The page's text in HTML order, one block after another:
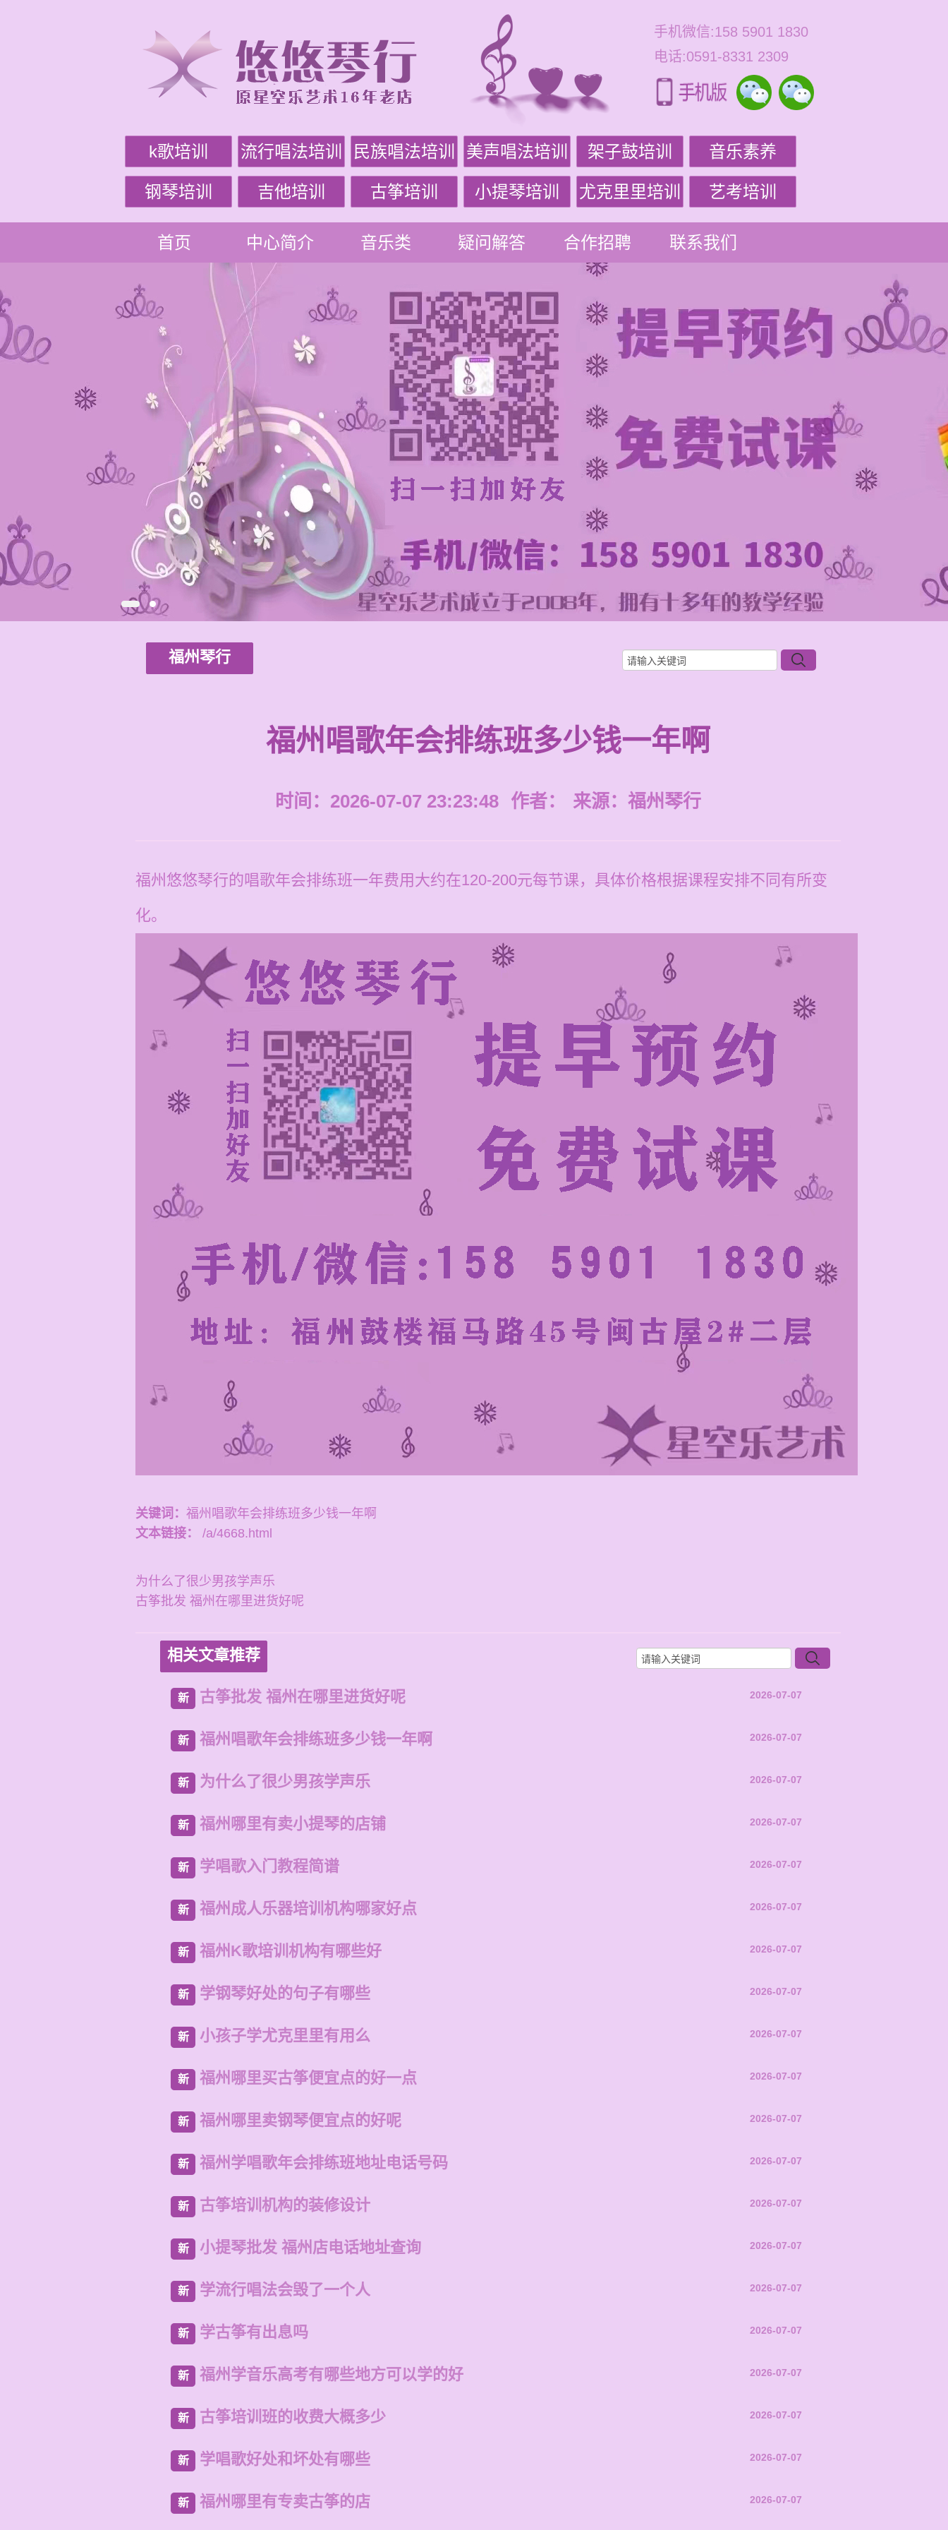
手机微信:158 5901 1830
电话:0591-8331 2309
k歌培训 流行唱法培训 民族唱法培训 美声唱法培训 架子鼓培训 音乐素养
钢琴培训 吉他培训 古筝培训 小提琴培训 尤克里里培训 艺考培训
首页 中心简介 音乐类 疑问解答 合作招聘 联系我们
福州琴行
福州唱歌年会排练班多少钱一年啊
时间：2026-07-07 23:23:48 作者： 来源： 福州琴行
福州悠悠琴行的唱歌年会排练班一年费用大约在120-200元每节课，具体价格根据课程安排不同有所变
化。
关键词： 福州唱歌年会排练班多少钱一年啊
文本链接：
/a/4668.html
为什么了很少男孩学声乐
古筝批发 福州在哪里进货好呢
相关文章推荐
新 古筝批发 福州在哪里进货好呢 2026-07-07
新 福州唱歌年会排练班多少钱一年啊 2026-07-07
新 为什么了很少男孩学声乐 2026-07-07
新 福州哪里有卖小提琴的店铺 2026-07-07
新 学唱歌入门教程简谱 2026-07-07
新 福州成人乐器培训机构哪家好点 2026-07-07
新 福州K歌培训机构有哪些好 2026-07-07
新 学钢琴好处的句子有哪些 2026-07-07
新 小孩子学尤克里里有用么 2026-07-07
新 福州哪里买古筝便宜点的好一点 2026-07-07
新 福州哪里卖钢琴便宜点的好呢 2026-07-07
新 福州学唱歌年会排练班地址电话号码 2026-07-07
新 古筝培训机构的装修设计 2026-07-07
新 小提琴批发 福州店电话地址查询 2026-07-07
新 学流行唱法会毁了一个人 2026-07-07
新 学古筝有出息吗 2026-07-07
新 福州学音乐高考有哪些地方可以学的好 2026-07-07
新 古筝培训班的收费大概多少 2026-07-07
新 学唱歌好处和坏处有哪些 2026-07-07
新 福州哪里有专卖古筝的店 2026-07-07